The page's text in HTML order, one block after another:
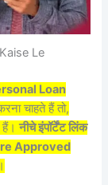
Le
Loan
चाहते हैं तो,
हैं।नीचे इंपॉर्टेंट लिंक
Approved